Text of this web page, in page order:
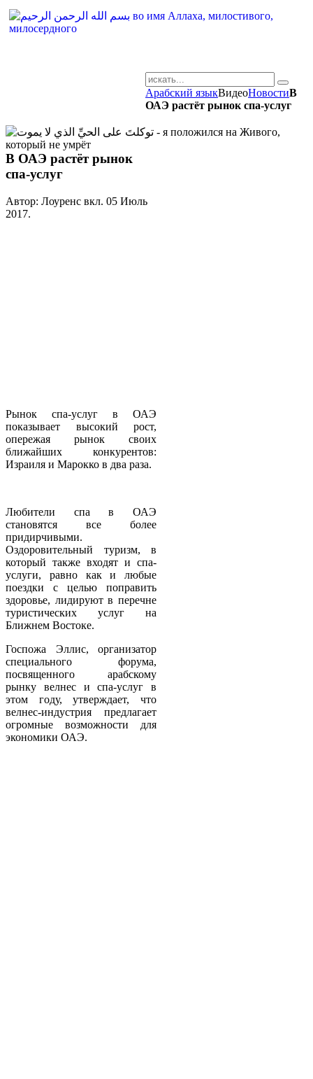
Арабский языкВидеоНовостиВ
ОАЭ растёт рынок спа-услуг
В ОАЭ растёт рынок
спа-услуг
Автор: Лоуренс вкл. 05 Июль
2017.
Рынок спа-услуг в ОАЭ
показывает высокий рост,
опережая рынок своих
ближайших конкурентов:
Израиля и Марокко в два раза.
Любители спа в ОАЭ
становятся все более
придирчивыми.
Оздоровительный туризм, в
который также входят и спа-
услуги, равно как и любые
поездки с целью поправить
здоровье, лидируют в перечне
туристических услуг на
Ближнем Востоке.
Госпожа Эллис, организатор
специального форума,
посвященного арабскому
рынку велнес и спа-услуг в
этом году, утверждает, что
велнес-индустрия предлагает
огромные возможности для
экономики ОАЭ.